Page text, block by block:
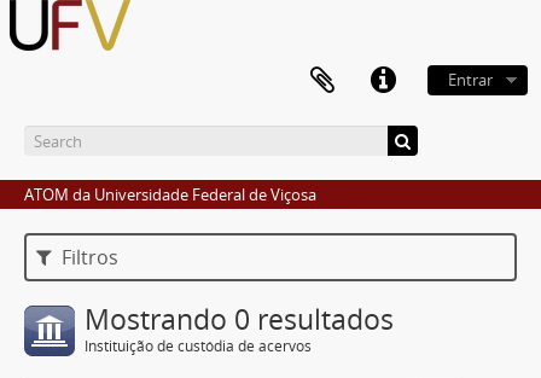
Entrar
ATOM da Universidade Federal de Viçosa
Filtros
Mostrando 0 resultados
Instituição de custódia de acervos